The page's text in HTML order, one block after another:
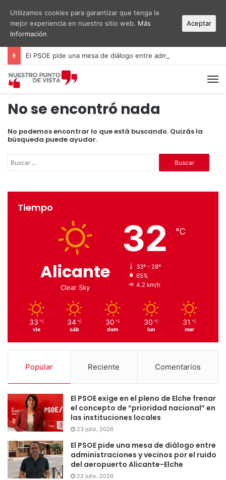
No se encontró nada
No podemos encontrar lo que está buscando. Quizás la
búsqueda puede ayudar.
c
Tiempo
Alicante
Clear Sky
32 ℃
33º - 28º
65%
4.2 km/h
33 ℃
vie
34 ℃
sáb
30 ℃
dom
30 ℃
lun
31 ℃
mar
Popular Reciente Comentarios
El PSOE exige en el pleno de Elche frenar
el concepto de “prioridad nacional” en
las instituciones locales
23 julio, 2026
El PSOE pide una mesa de diálogo entre
administraciones y vecinos por el ruido
del aeropuerto Alicante-Elche
22 julio, 2026
Utilizamos cookies para garantizar que tenga la
mejor experiencia en nuestro sitio web. Más
Información
Aceptar